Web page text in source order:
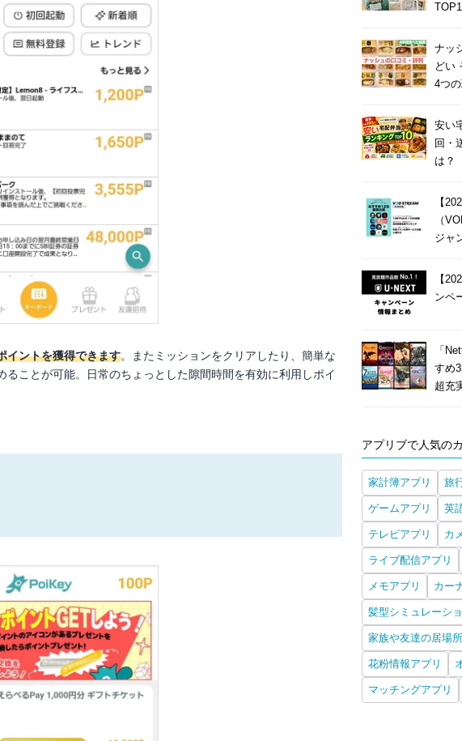
イントを獲得できます。またミッションをクリアしたり、簡単な
ことが可能。日常のちょっとした隙間時間を有効に利用しポイ
ナッ
どい
4つ
安い
回・
は？
【
（
ジャ
【
ンペ
「
すめ
超充
アプリブで人気の
家計簿アプリ 旅
ゲームアプリ 英
テレビアプリ カ
ライブ配信アプリ
メモアプリ カー
髪型シミュレーシ
家族や友達の居場
花粉情報アプリ
マッチングアプリ